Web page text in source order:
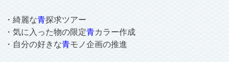
・綺麗な青探求ツアー
・気に入った物の限定青カラー作成
・自分の好きな青モノ企画の推進